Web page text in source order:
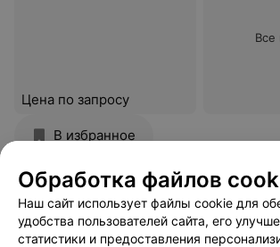
Цена по запросу
Все
В избранное
Вам будет интересно
Обработка файлов
Наш сайт использует файлы cookie для
удобства пользователей сайта, его
статистики и предоставления